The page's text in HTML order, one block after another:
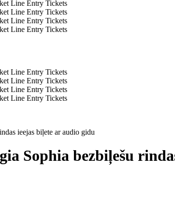
ieejas biļete ar audio gidu
Sophia bezbiļešu